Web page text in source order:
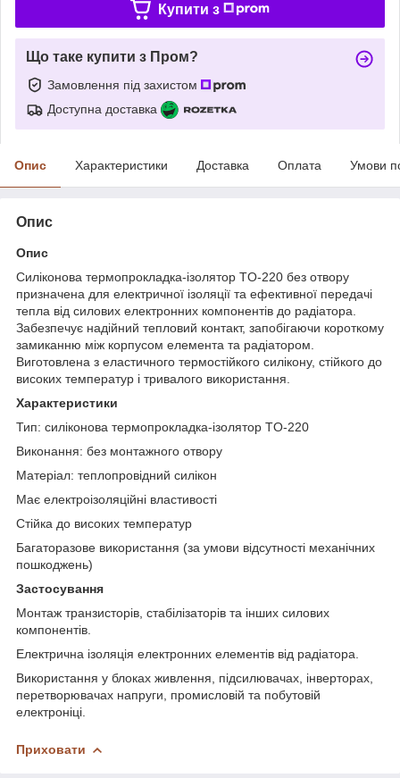
Купити з
Що таке купити з Пром?
Замовлення під захистом
Доступна доставка
Опис Характеристики Доставка Оплата Умови
Опис
Опис
Силіконова термопрокладка-ізолятор TO-220 без отвору
призначена для електричної ізоляції та ефективної передачі
тепла від силових електронних компонентів до радіатора.
Забезпечує надійний тепловий контакт, запобігаючи короткому
замиканню між корпусом елемента та радіатором.
Виготовлена з еластичного термостійкого силікону, стійкого до
високих температур і тривалого використання.
Характеристики
Тип: силіконова термопрокладка-ізолятор TO-220
Виконання: без монтажного отвору
Матеріал: теплопровідний силікон
Має електроізоляційні властивості
Стійка до високих температур
Багаторазове використання (за умови відсутності механічних
пошкоджень)
Застосування
Монтаж транзисторів, стабілізаторів та інших силових
компонентів.
Електрична ізоляція електронних елементів від радіатора.
Використання у блоках живлення, підсилювачах, інверторах,
перетворювачах напруги, промисловій та побутовій
електроніці.
Приховати